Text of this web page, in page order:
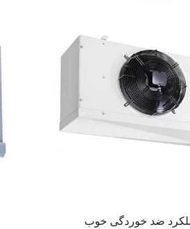
ضد خوردگی خوب